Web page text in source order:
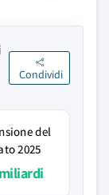
Condividi
del
2025